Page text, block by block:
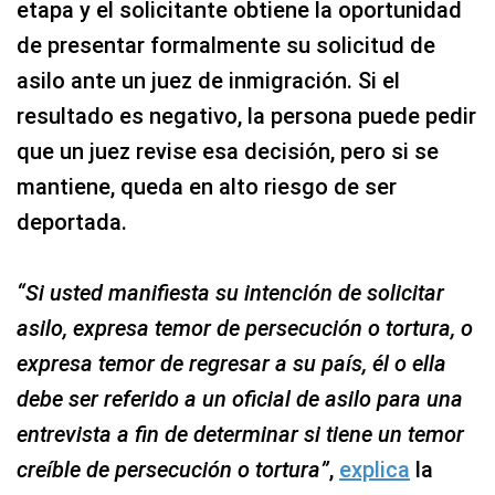
etapa y el solicitante obtiene la oportunidad
de presentar formalmente su solicitud de
asilo ante un juez de inmigración. Si el
resultado es negativo, la persona puede pedir
que un juez revise esa decisión, pero si se
mantiene, queda en alto riesgo de ser
deportada.
“Si usted manifiesta su intención de solicitar
asilo, expresa temor de persecución o tortura, o
expresa temor de regresar a su país, él o ella
debe ser referido a un oficial de asilo para una
entrevista a fin de determinar si tiene un temor
creíble de persecución o tortura”, explica la